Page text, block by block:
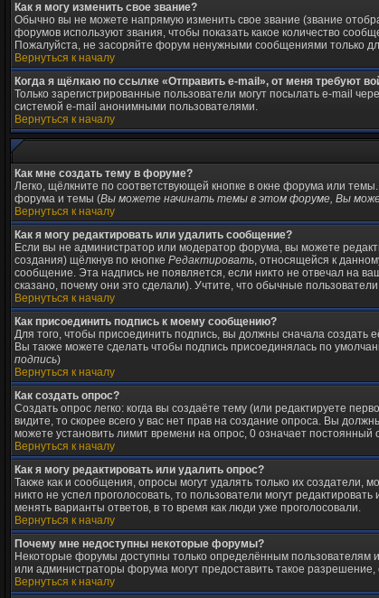
Как я могу изменить свое звание?
Обычно вы не можете напрямую изменить свое звание (звание
форумов используют звания, чтобы показать какое количество
Пожалуйста, не засоряйте форум ненужными сообщениями только
Вернуться к началу
Когда я щёлкаю по ссылке «Отправить e-mail», от меня требуют
Только зарегистрированные пользователи могут посылать e-mail
системой e-mail анонимными пользователями.
Вернуться к началу
Как мне создать тему в форуме?
Легко, щёлкните по соответствующей кнопке в окне форума или
форума и темы (Вы можете начинать темы в этом форуме, Вы
Вернуться к началу
Как я могу редактировать или удалить сообщение?
Если вы не администратор или модератор форума, вы можете
создания) щёлкнув по кнопке Редактировать, относящейся к
сообщение. Эта надпись не появляется, если никто не отвечал на
сказано, почему они это сделали). Учтите, что обычные
Вернуться к началу
Как присоединить подпись к моему сообщению?
Для того, чтобы присоединить подпись, вы должны сначала
Вы также можете сделать чтобы подпись присоединялась по
подпись)
Вернуться к началу
Как создать опрос?
Создать опрос легко: когда вы создаёте тему (или редактируете
видите, то скорее всего у вас нет прав на создание опроса. Вы
можете установить лимит времени на опрос, 0 означает постоянный
Вернуться к началу
Как я могу редактировать или удалить опрос?
Также как и сообщения, опросы могут удалять только их создатели,
никто не успел проголосовать, то пользователи могут
менять варианты ответов, в то время как люди уже проголосовали.
Вернуться к началу
Почему мне недоступны некоторые форумы?
Некоторые форумы доступны только определённым пользователям
или администраторы форума могут предоставить такое разрешение,
Вернуться к началу